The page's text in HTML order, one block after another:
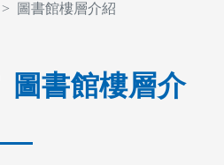
座位預約
圖書館樓層介紹
圖書館樓層介